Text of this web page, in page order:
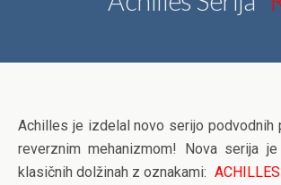
Achilles je izdelal novo serijo podvodnih
reverznim mehanizmom! Nova serija
klasičnih dolžinah z oznakami: